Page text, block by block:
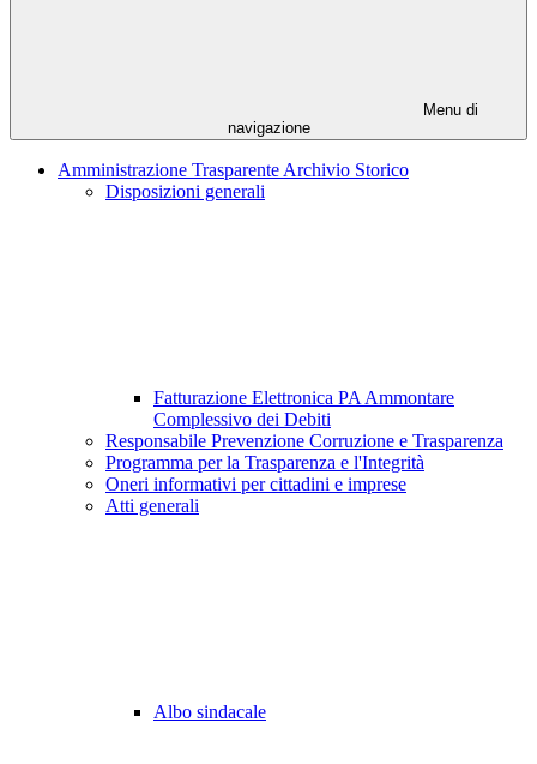
Menu di
navigazione
Amministrazione Trasparente Archivio Storico
Disposizioni generali
Fatturazione Elettronica PA Ammontare
Complessivo dei Debiti
Responsabile Prevenzione Corruzione e Trasparenza
Programma per la Trasparenza e l'Integrità
Oneri informativi per cittadini e imprese
Atti generali
Albo sindacale